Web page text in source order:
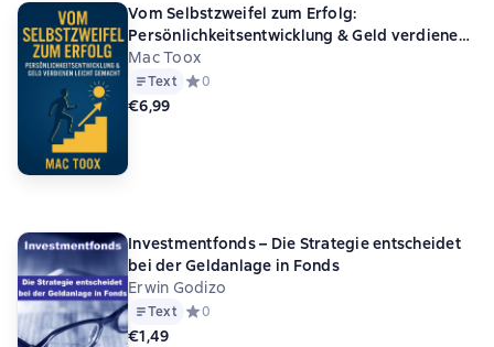
Vom Selbstzweifel zum Erfolg:
Persönlichkeitsentwicklung & Geld verdienen
leicht gemacht
Mac Toox
Text Средний рейтинг 0 на основе 0 оценок
0
€6,99
Investmentfonds – Die Strategie entscheidet
bei der Geldanlage in Fonds
Erwin Godizo
Text Средний рейтинг 0 на основе 0 оценок
0
€1,49